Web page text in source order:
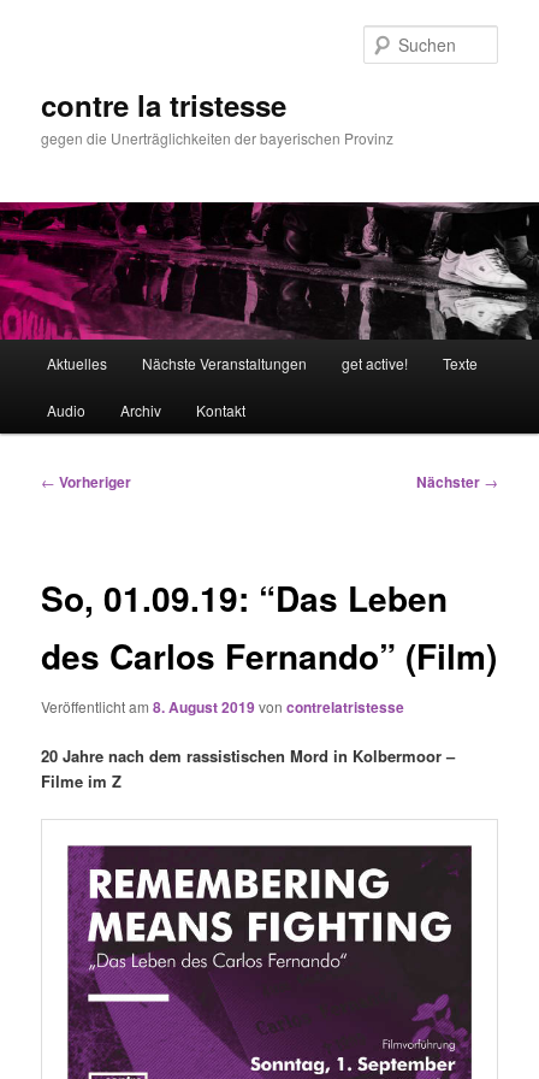
contre la tristesse
gegen die Unerträglichkeiten der bayerischen Provinz
Aktuelles Nächste Veranstaltungen get active! Texte
Audio Archiv Kontakt
Beitragsnavigation
← Vorheriger Nächster →
So, 01.09.19: “Das Leben
des Carlos Fernando” (Film)
Veröffentlicht am8. August 2019voncontrelatristesse
20 Jahre nach dem rassistischen Mord in Kolbermoor –
Filme im Z